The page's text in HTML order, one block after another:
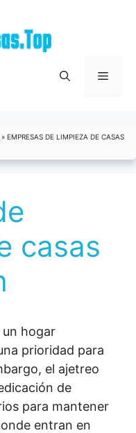
Menú
» EMPRESAS DE LIMPIEZA DE CASAS
casas
hogar
prioridad para
el ajetreo
de
para mantener
entran en